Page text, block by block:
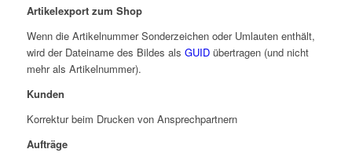
Artikelexport zum Shop
Wenn die Artikelnummer Sonderzeichen oder Umlauten enthält,
wird der Dateiname des Bildes als GUIDübertragen (und nicht
mehr als Artikelnummer).
Kunden
Korrektur beim Drucken von Ansprechpartnern
Aufträge